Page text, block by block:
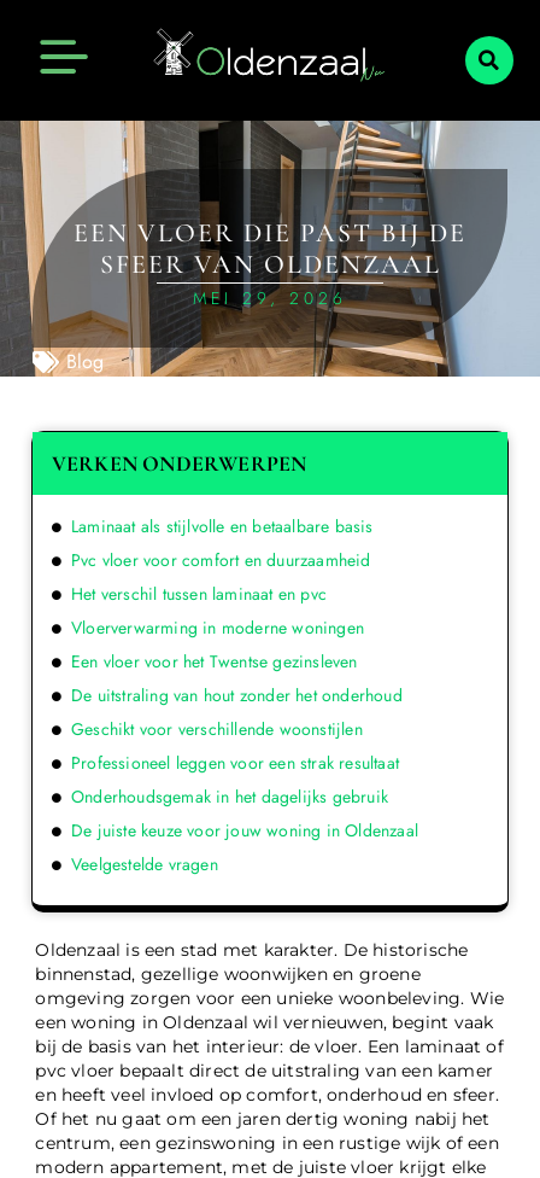
EEN VLOER DIE PAST BIJ DE
SFEER VAN OLDENZAAL
MEI 29, 2026
Blog
Oldenzaal is een stad met karakter. De historische
binnenstad, gezellige woonwijken en groene
omgeving zorgen voor een unieke woonbeleving. Wie
een woning in Oldenzaal wil vernieuwen, begint vaak
bij de basis van het interieur: de vloer. Een laminaat of
pvc vloer bepaalt direct de uitstraling van een kamer
en heeft veel invloed op comfort, onderhoud en sfeer.
Of het nu gaat om een jaren dertig woning nabij het
centrum, een gezinswoning in een rustige wijk of een
modern appartement, met de juiste vloer krijgt elke
VERKEN ONDERWERPEN
Laminaat als stijlvolle en betaalbare basis
Pvc vloer voor comfort en duurzaamheid
Het verschil tussen laminaat en pvc
Vloerverwarming in moderne woningen
Een vloer voor het Twentse gezinsleven
De uitstraling van hout zonder het onderhoud
Geschikt voor verschillende woonstijlen
Professioneel leggen voor een strak resultaat
Onderhoudsgemak in het dagelijks gebruik
De juiste keuze voor jouw woning in Oldenzaal
Veelgestelde vragen